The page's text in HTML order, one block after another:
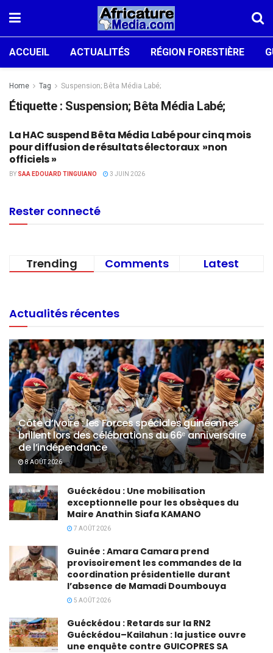
ACCUEIL ACTUALITÉS RÉGION FORESTIÈRE
Home Tag Suspension; Bêta Média Labé;
Étiquette : Suspension; Bêta Média Labé;
ACTUALITÉS
La HAC suspend Bêta Média Labé pour cinq mois
pour diffusion de résultats électoraux »non
officiels »
BY SAA EDOUARD TINGUIANO 3 JUIN 2026
Rester connecté
Trending Comments Latest
Actualités récentes
Côte d’Ivoire : les Forces spéciales guinéennes
brillent lors des célébrations du 66ᵉ anniversaire
de l’indépendance
8 AOÛT 2026
Guéckédou : Une mobilisation
exceptionnelle pour les obsèques du
Maire Anathin Siafa KAMANO
7 AOÛT 2026
Guinée : Amara Camara prend
provisoirement les commandes de la
coordination présidentielle durant
l’absence de Mamadi Doumbouya
5 AOÛT 2026
Guéckédou : Retards sur la RN2
Guéckédou–Kailahun : la justice ouvre
une enquête contre GUICOPRES SA